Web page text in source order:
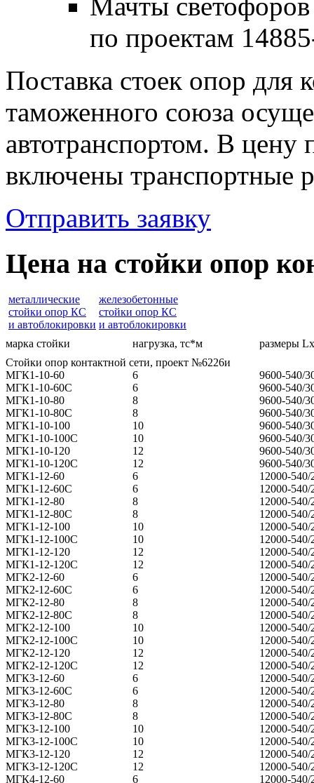
Мачты светофоров
по проектам
Поставка стоек опор для
таможенного союза
автотранспортом. В
включены транспортные
Отправить заявку
Цена на стойки опор
металлические
стойки опор КС
и автоблокировки
железобетонные
стойки опор КС
и автоблокировки
марка стойки
нагрузка, тс*м
размеры
Стойки опор контактной сети, проект №6226и
МГК1-10-60
6
9600-540/
МГК1-10-60С
6
9600-540/
МГК1-10-80
8
9600-540/
МГК1-10-80С
8
9600-540/
МГК1-10-100
10
9600-540/
МГК1-10-100С
10
9600-540/
МГК1-10-120
12
9600-540/
МГК1-10-120С
12
9600-540/
МГК1-12-60
6
12000-540/
МГК1-12-60С
6
12000-540/
МГК1-12-80
8
12000-540/
МГК1-12-80С
8
12000-540/
МГК1-12-100
10
12000-540/
МГК1-12-100С
10
12000-540/
МГК1-12-120
12
12000-540/
МГК1-12-120С
12
12000-540/
МГК2-12-60
6
12000-540/
МГК2-12-60С
6
12000-540/
МГК2-12-80
8
12000-540/
МГК2-12-80С
8
12000-540/
МГК2-12-100
10
12000-540/
МГК2-12-100С
10
12000-540/
МГК2-12-120
12
12000-540/
МГК2-12-120С
12
12000-540/
МГК3-12-60
6
12000-540/
МГК3-12-60С
6
12000-540/
МГК3-12-80
8
12000-540/
МГК3-12-80С
8
12000-540/
МГК3-12-100
10
12000-540/
МГК3-12-100С
10
12000-540/
МГК3-12-120
12
12000-540/
МГК3-12-120С
12
12000-540/
МГК4-12-60
6
12000-540/